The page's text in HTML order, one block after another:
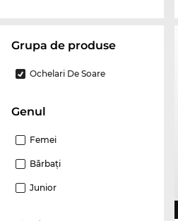
Grupa de produse
Ochelari De Soare
Genul
Femei
Bărbaţi
Junior